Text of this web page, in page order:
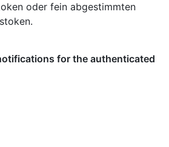
oder fein abgestimmten
for the authenticated